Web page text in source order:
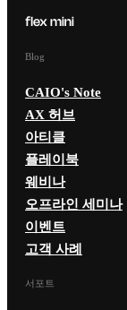
Blog
CAIO's Note
AX 허브
아티클
플레이북
웨비나
오프라인 세미나
이벤트
고객 사례
서포트